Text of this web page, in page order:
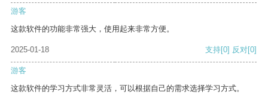
游客
这款软件的功能非常强大，使用起来非常方便。
2025-01-18 支持[0] 反对[0]
游客
这款软件的学习方式非常灵活，可以根据自己的需求选择学习方式。